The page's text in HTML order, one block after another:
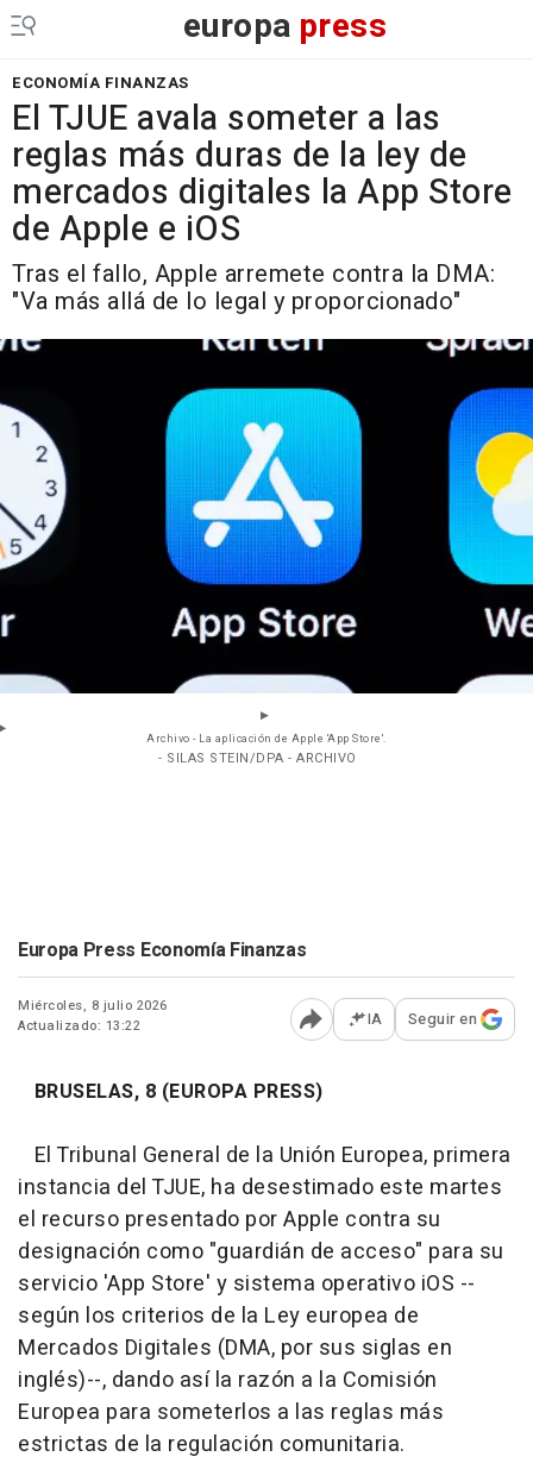
europa press
ECONOMÍA FINANZAS
El TJUE avala someter a las
reglas más duras de la ley de
mercados digitales la App Store
de Apple e iOS
Tras el fallo, Apple arremete contra la DMA:
"Va más allá de lo legal y proporcionado"
Archivo - La aplicación de Apple 'App Store'.
- SILAS STEIN/DPA - ARCHIVO
Europa Press Economía Finanzas
Miércoles, 8 julio 2026
Actualizado: 13:22
Abrir opciones para
IA Seguir en
BRUSELAS, 8 (EUROPA PRESS)
El Tribunal General de la Unión Europea, primera
instancia del TJUE, ha desestimado este martes
el recurso presentado por Apple contra su
designación como "guardián de acceso" para su
servicio 'App Store' y sistema operativo iOS --
según los criterios de la Ley europea de
Mercados Digitales (DMA, por sus siglas en
inglés)--, dando así la razón a la Comisión
Europea para someterlos a las reglas más
estrictas de la regulación comunitaria.